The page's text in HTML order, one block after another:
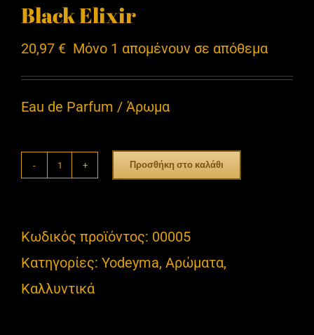
Black Elixir
20,97 € Μόνο 1 απομένουν σε απόθεμα
Eau de Parfum / Άρωμα
Black
ποσότητα
Προσθήκη στο καλάθι
Κωδικός προϊόντος: 00005
Κατηγορίες: Yodeyma, Αρώματα,
Καλλυντικά